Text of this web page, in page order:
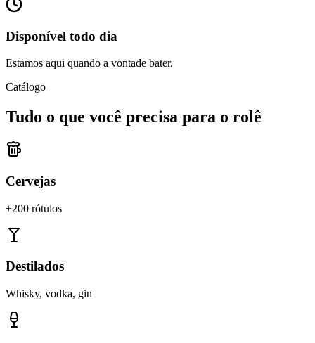
Disponível todo dia
Estamos aqui quando a vontade bater.
Catálogo
Tudo o que você precisa para o rolê
Cervejas
+200 rótulos
Destilados
Whisky, vodka, gin